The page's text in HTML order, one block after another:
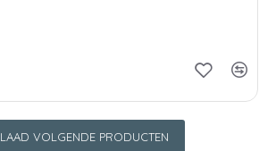
LAAD VOLGENDE PRODUCTEN